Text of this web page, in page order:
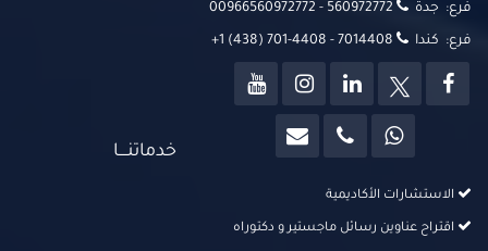
فرع: جدة 00966560972772 - 560972772
فرع: كندا +1 (438) 701-4408 - 7014408
خدماتنــــا
الاستشارات الأكاديمية
اقتراح عناوين رسائل ماجستير و دكتوراه